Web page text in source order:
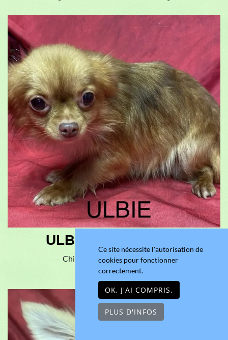
ULBIE pl fauve roux
Chihuahua Poil Long, Femelle
Âge : 2 ans 8 mois
Ce site nécessite l'autorisation de
cookies pour fonctionner
correctement.
OK, J'AI COMPRIS.
PLUS D'INFOS